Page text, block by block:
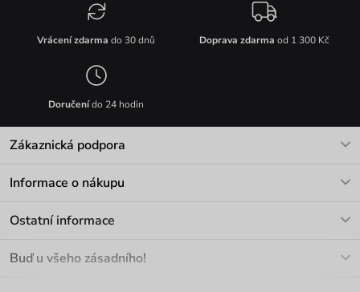
Vrácení zdarma do 30 dnů Doprava zdarma od 1 300 Kč
Doručenído 24 hodin
Zákaznická podpora
Informace o nákupu
Materiály a údržba
Ostatní informace
Buď u všeho zásadního!